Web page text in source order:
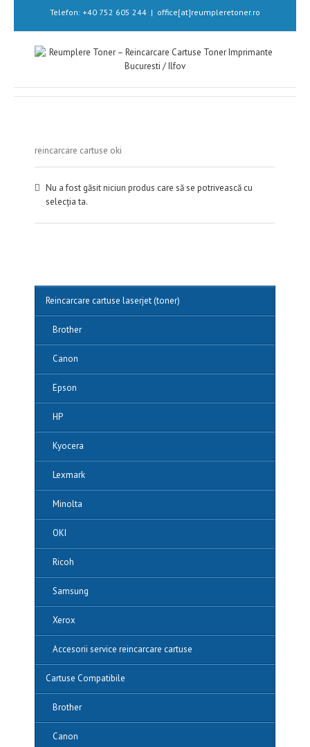
Telefon: +40 752 605 244 | office[at]reumpleretoner.ro
reincarcare cartuse oki
Nu a fost găsit niciun produs care să se potrivească cu
selecția ta.
Reincarcare cartuse laserjet (toner)
Brother
Canon
Epson
HP
Kyocera
Lexmark
Minolta
OKI
Ricoh
Samsung
Xerox
Accesorii service reincarcare cartuse
Cartuse Compatibile
Brother
Canon